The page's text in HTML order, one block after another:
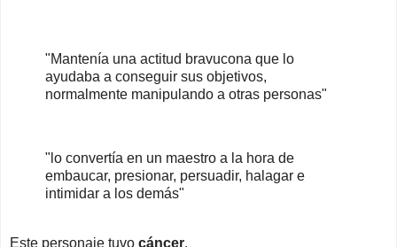
"Mantenía una actitud bravucona que lo
ayudaba a conseguir sus objetivos,
normalmente manipulando a otras personas"
" lo convertía en un maestro a la hora de
embaucar, presionar, persuadir, halagar e
intimidar a los demás"
Este personaje tuvo cáncer.